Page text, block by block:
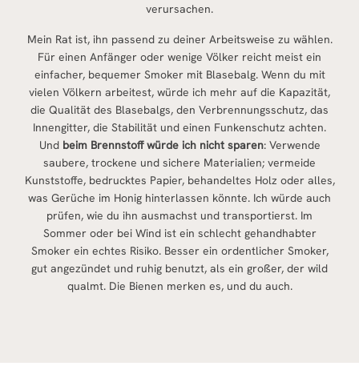
verursachen.
Mein Rat ist, ihn passend zu deiner Arbeitsweise zu wählen.
Für einen Anfänger oder wenige Völker reicht meist ein
einfacher, bequemer Smoker mit Blasebalg. Wenn du mit
vielen Völkern arbeitest, würde ich mehr auf die Kapazität,
die Qualität des Blasebalgs, den Verbrennungsschutz, das
Innengitter, die Stabilität und einen Funkenschutz achten.
Und beim Brennstoff würde ich nicht sparen: Verwende
saubere, trockene und sichere Materialien; vermeide
Kunststoffe, bedrucktes Papier, behandeltes Holz oder alles,
was Gerüche im Honig hinterlassen könnte. Ich würde auch
prüfen, wie du ihn ausmachst und transportierst. Im
Sommer oder bei Wind ist ein schlecht gehandhabter
Smoker ein echtes Risiko. Besser ein ordentlicher Smoker,
gut angezündet und ruhig benutzt, als ein großer, der wild
qualmt. Die Bienen merken es, und du auch.